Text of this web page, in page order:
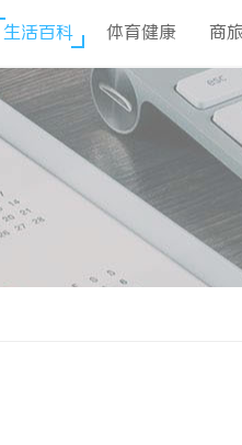
生活百科 体育健康 商